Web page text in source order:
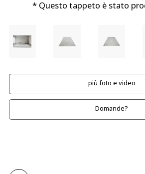
* Questo tappeto è stato
più foto e video
Domande?